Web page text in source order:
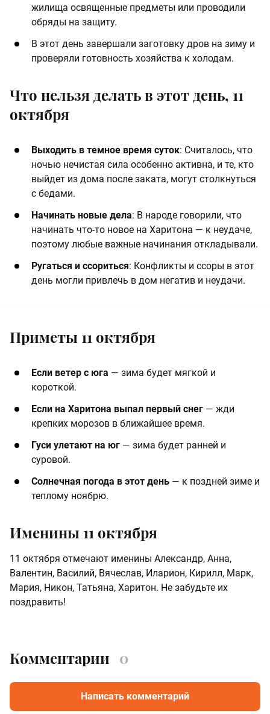
жилища освященные предметы или проводили
обряды на защиту.
В этот день завершали заготовку дров на зиму и
проверяли готовность хозяйства к холодам.
Что нельзя делать в этот день, 11
октября
Выходить в темное время суток: Считалось, что
ночью нечистая сила особенно активна, и те, кто
выйдет из дома после заката, могут столкнуться
с бедами.
Начинать новые дела: В народе говорили, что
начинать что-то новое на Харитона — к неудаче,
поэтому любые важные начинания откладывали.
Ругаться и ссориться: Конфликты и ссоры в этот
день могли привлечь в дом негатив и неудачи.
Приметы 11 октября
Если ветер с юга — зима будет мягкой и
короткой.
Если на Харитона выпал первый снег — жди
крепких морозов в ближайшее время.
Гуси улетают на юг — зима будет ранней и
суровой.
Солнечная погода в этот день — к поздней зиме и
теплому ноябрю.
Именины 11 октября
11 октября отмечают именины Александр, Анна,
Валентин, Василий, Вячеслав, Иларион, Кирилл, Марк,
Мария, Никон, Татьяна, Харитон. Не забудьте их
поздравить!
Комментарии 0
Написать комментарий